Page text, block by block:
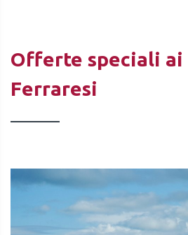
Offerte speciali ai
Ferraresi